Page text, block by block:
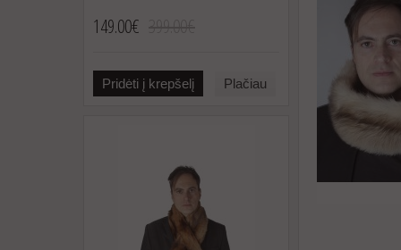
149.00€
Pridėti į krepšelį Plačiau